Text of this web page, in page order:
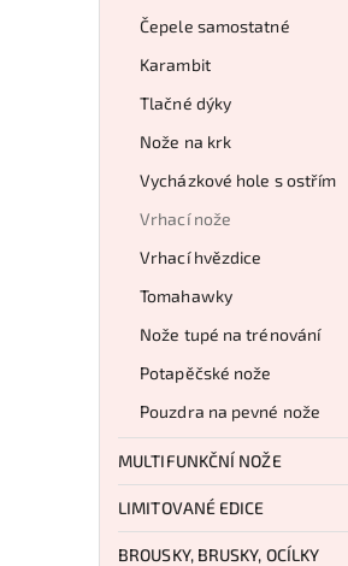
Čepele samostatné
Karambit
Tlačné dýky
Nože na krk
Vycházkové hole s ostřím
Vrhací nože
Vrhací hvězdice
Tomahawky
Nože tupé na trénování
Potapěčské nože
Pouzdra na pevné nože
MULTIFUNKČNÍ NOŽE
LIMITOVANÉ EDICE
BROUSKY, BRUSKY, OCÍLKY